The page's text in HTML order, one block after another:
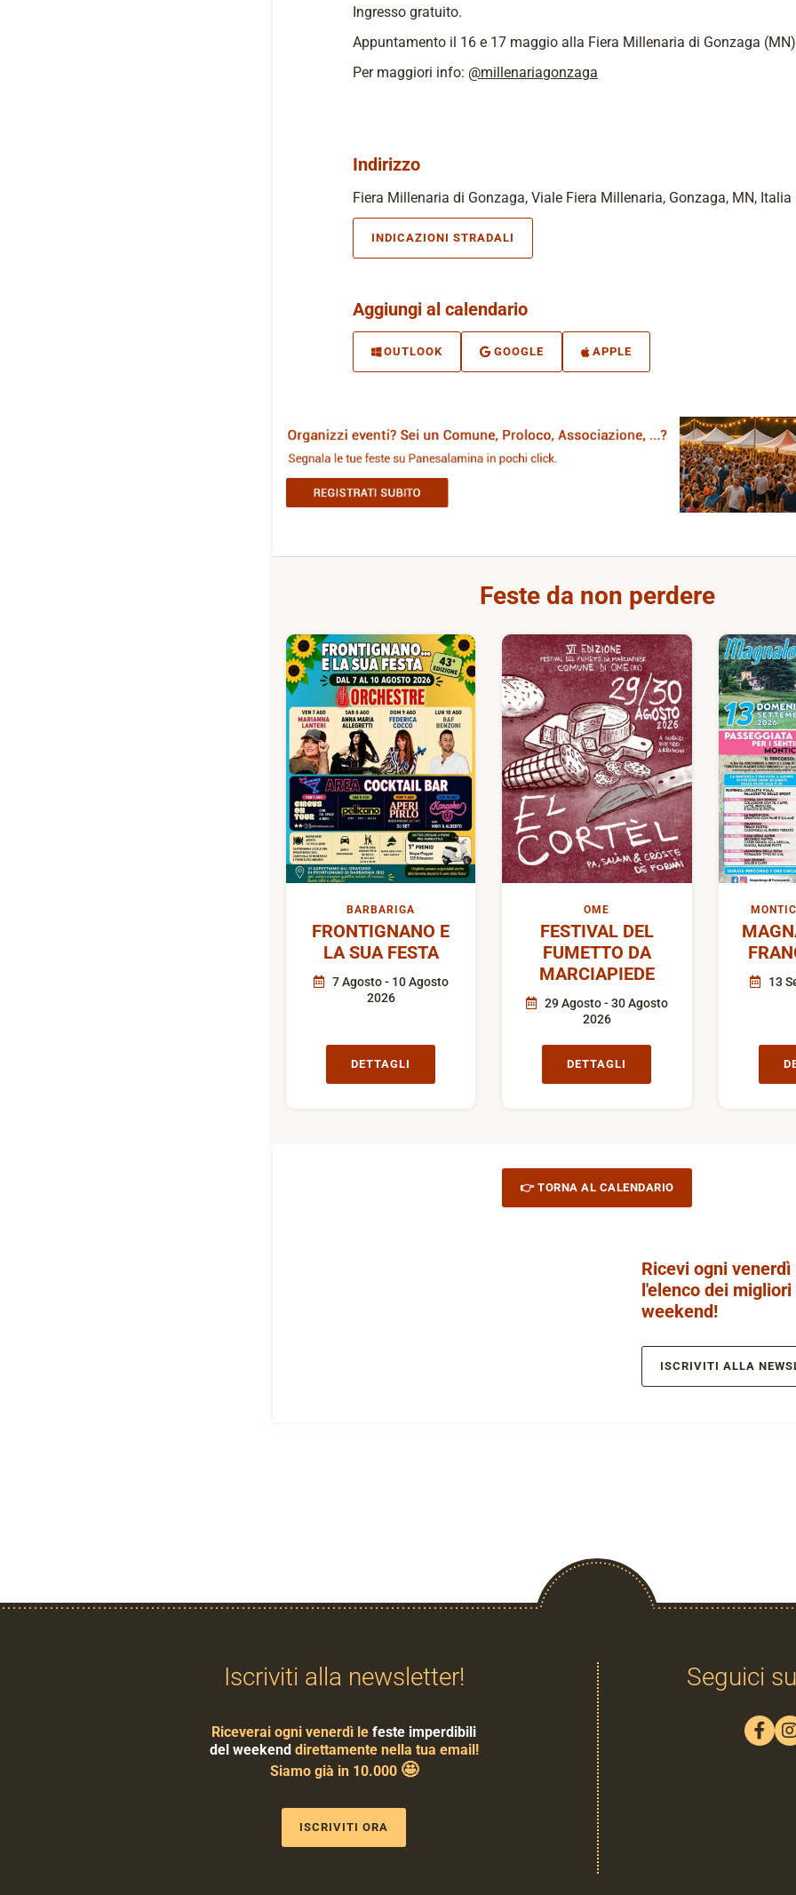
Ingresso gratuito.
Appuntamento il 16 e 17 maggio alla Fiera Millenaria di Gonzaga
Per maggiori info: @millenariagonzaga
Indirizzo
Fiera Millenaria di Gonzaga, Viale Fiera Millenaria, Gonzaga, MN, Italia
INDICAZIONI STRADALI
Aggiungi al calendario
OUTLOOK GOOGLE APPLE
Feste da non perdere
BARBARIGA
FRONTIGNANO E
LA SUA FESTA
7 Agosto - 10 Agosto
2026
DETTAGLI
OME
FESTIVAL DEL
FUMETTO DA
MARCIAPIEDE
29 Agosto - 30 Agosto
2026
DETTAGLI
13
👉 TORNA AL CALENDARIO
Ricevi ogni venerdì
l'elenco dei
weekend!
ISCRIVITI ALLA
Iscriviti alla newsletter!
Riceverai ogni venerdì le feste imperdibili
del weekend direttamente nella tua email!
Siamo già in 10.000 🤩
ISCRIVITI ORA
Seguici